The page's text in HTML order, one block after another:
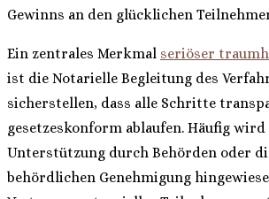
Gewinns an den glücklichen
Ein zentrales Merkmal seriöser
ist die Notarielle Begleitung des
sicherstellen, dass alle Schritte
gesetzeskonform ablaufen. Häufig wird
Unterstützung durch Behörden oder
behördlichen Genehmigung